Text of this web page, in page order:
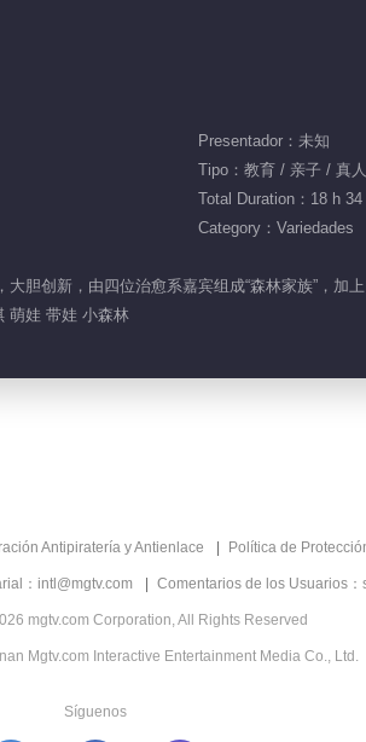
Presentador：未知
Tipo：教育 / 亲子 / 真
Total Duration：18 h
Category：Variedades
胆创新，由四位治愈系嘉宾组成“森林家族”，加
萌娃 带娃 小森林
Antipiratería y Antienlace Política de
：intl@mgtv.com Comentarios de los Usuarios：
mgtv.com Corporation, All Rights Reserved
Mgtv.com Interactive Entertainment Media Co., Ltd.
Síguenos